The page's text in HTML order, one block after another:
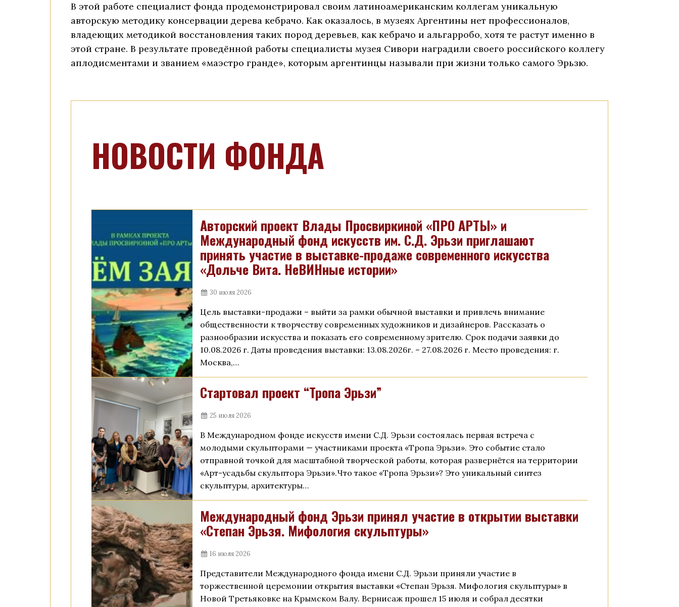
В этой работе специалист фонда продемонстрировал своим латиноамериканским коллегам уникальную
авторскую методику консервации дерева кебрачо. Как оказалось, в музеях Аргентины нет профессионалов,
владеющих методикой восстановления таких пород деревьев, как кебрачо и альгарробо, хотя те растут именно в
этой стране. В результате проведённой работы специалисты музея Сивори наградили своего российского коллегу
аплодисментами и званием «маэстро гранде», которым аргентинцы называли при жизни только самого Эрьзю.
НОВОСТИ ФОНДА
Авторский проект Влады Просвиркиной «ПРО АРТЫ» и
Международный фонд искусств им. С.Д. Эрьзи приглашают
принять участие в выставке-продаже современного искусства
«Дольче Вита. НеВИНные истории»
30 июля 2026
Цель выставки-продажи – выйти за рамки обычной выставки и привлечь внимание
общественности к творчеству современных художников и дизайнеров. Рассказать о
разнообразии искусства и показать его современному зрителю. Срок подачи заявки до
10.08.2026 г. Даты проведения выставки: 13.08.2026г. – 27.08.2026 г. Место проведения: г.
Москва,…
Стартовал проект “Тропа Эрьзи”
25 июля 2026
В Международном фонде искусств имени С.Д. Эрьзи состоялась первая встреча с
молодыми скульпторами — участниками проекта «Тропа Эрьзи». Это событие стало
отправной точкой для масштабной творческой работы, которая развернётся на территории
«Арт-усадьбы скульптора Эрьзи».Что такое «Тропа Эрьзи»? Это уникальный синтез
скульптуры, архитектуры…
Международный фонд Эрьзи принял участие в открытии выставки
«Степан Эрьзя. Мифология скульптуры»
16 июля 2026
Представители Международного фонда имени С.Д. Эрьзи приняли участие в
торжественной церемонии открытия выставки «Степан Эрьзя. Мифология скульптуры» в
Новой Третьяковке на Крымском Валу. Вернисаж прошел 15 июля и собрал десятки